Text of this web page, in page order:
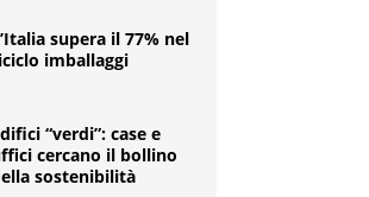
supera il 77% nel
imballaggi
“verdi”: case e
cercano il bollino
sostenibilità